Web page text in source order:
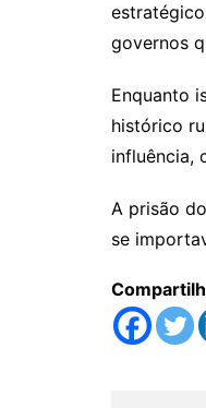
governos
Enquanto
histórico
influência,
A prisão
se